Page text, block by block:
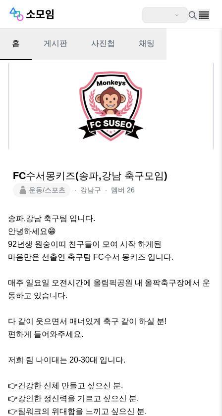
홈 게시판 사진첩 채팅
FC수서몽키즈(송파,강남 축구모임)
운동/스포츠 ∙ 강남구 ∙ 멤버 26
송파,강남 축구팀 입니다.
안녕하세요😁
92년생 원숭이띠 친구들이 모여 시작 하게된
마음만은 선출인 축구팀 FC수서 몽키즈 입니다.
매주 일요일 오전시간에 올림픽공원 내 올팍축구장에서 운
동하고 있습니다.
다 같이 웃으면서 매너있게 축구 같이 하실 분!
편하게 들어와주세요.
저희 팀 나이대는 20-30대 입니다.
👉건강한 신체 만들고 싶으신 분.
👉강인한 정신력을 기르고 싶으신 분.
👉팀워크의 위대함을 느끼고 싶으신 분.